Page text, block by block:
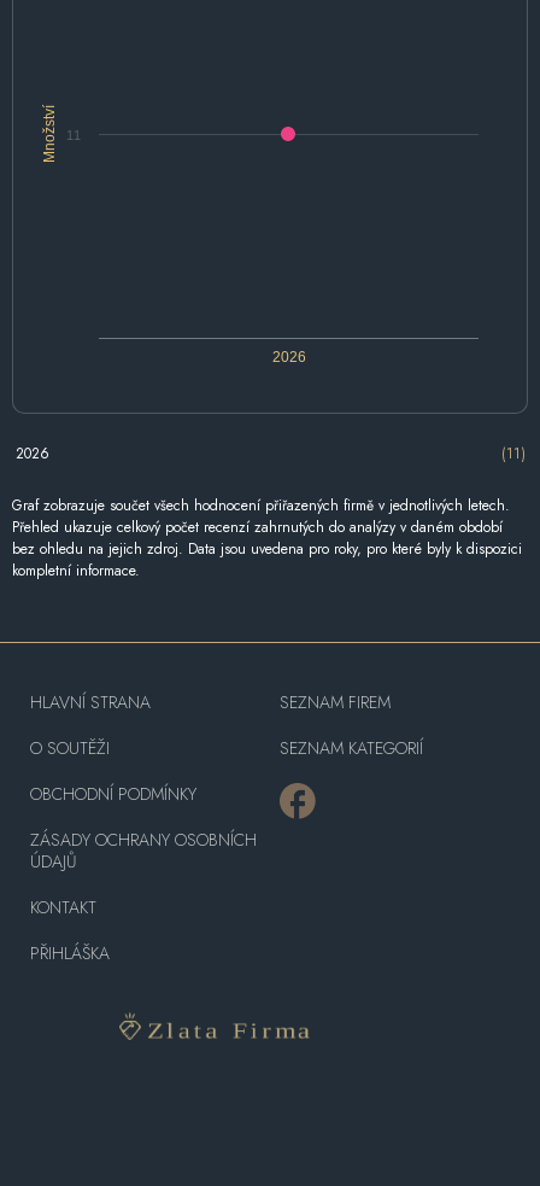
Množství
2026
11
2026 (11)
Graf zobrazuje součet všech hodnocení přiřazených firmě v jednotlivých letech.
Přehled ukazuje celkový počet recenzí zahrnutých do analýzy v daném období
bez ohledu na jejich zdroj. Data jsou uvedena pro roky, pro které byly k dispozici
kompletní informace.
HLAVNÍ STRANA
O SOUTĚŽI
OBCHODNÍ PODMÍNKY
ZÁSADY OCHRANY OSOBNÍCH
ÚDAJŮ
KONTAKT
PŘIHLÁŠKA
SEZNAM FIREM
SEZNAM KATEGORIÍ